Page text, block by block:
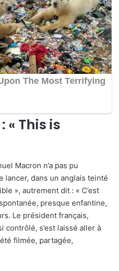
« This is
Macron n’a pas pu
lancer, dans un anglais teinté
», autrement dit : « C’est
presque enfantine,
Le président français,
contrôlé, s’est laissé aller à
filmée, partagée,